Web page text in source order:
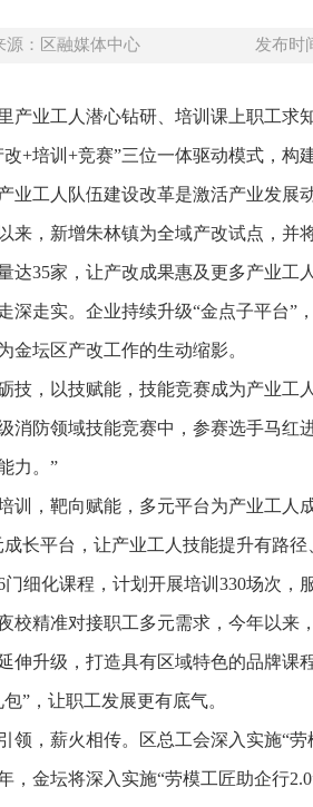
源：区融媒体中心 发布时
产业工人潜心钻研、培训课上职工
改+培训+竞赛”三位一体驱动模式，
业工人队伍建设改革是激活产业发展
来，新增朱林镇为全域产改试点，并
达35家，让产改成果惠及更多产业工
深走实。企业持续升级“金点子平台”
金坛区产改工作的生动缩影。
技，以技赋能，技能竞赛成为产业工
消防领域技能竞赛中，参赛选手马红
力。”
训，靶向赋能，多元平台为产业工人
成长平台，让产业工人技能提升有路
门细化课程，计划开展培训330场次，
校精准对接职工多元需求，今年以来
伸升级，打造具有区域特色的品牌课
”，让职工发展更有底气。
领，薪火相传。区总工会深入实施“
，金坛将深入实施“劳模工匠助企行